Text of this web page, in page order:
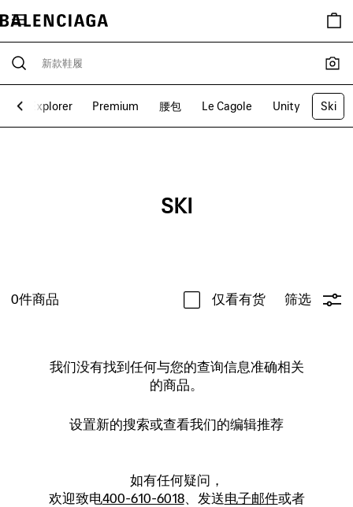
Explorer Premium 腰包 Le Cagole Unity Ski
SKI
0件商品 仅看有货 筛选
我们没有找到任何与您的查询信息准确相关
的商品。
设置新的搜索或查看我们的编辑推荐
如有任何疑问，
欢迎致电400-610-6018、发送电子邮件或者